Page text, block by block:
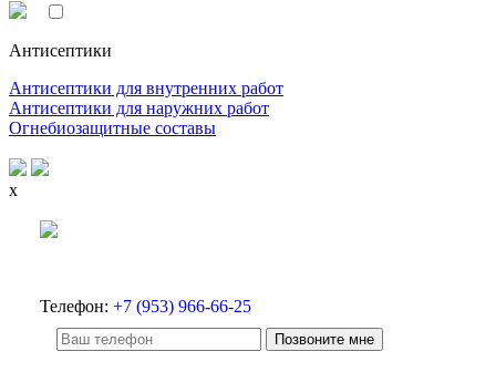
Антисептики
Антисептики для внутренних работ
Антисептики для наружних работ
Огнебиозащитные составы
x
Телефон: +7 (953) 966-66-25
Позвоните мне